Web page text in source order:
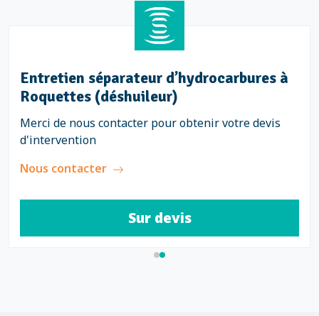
Entretien séparateur d’hydrocarbures à
Roquettes (déshuileur)
Merci de nous contacter pour obtenir votre devis
d'intervention
Nous contacter
Sur devis